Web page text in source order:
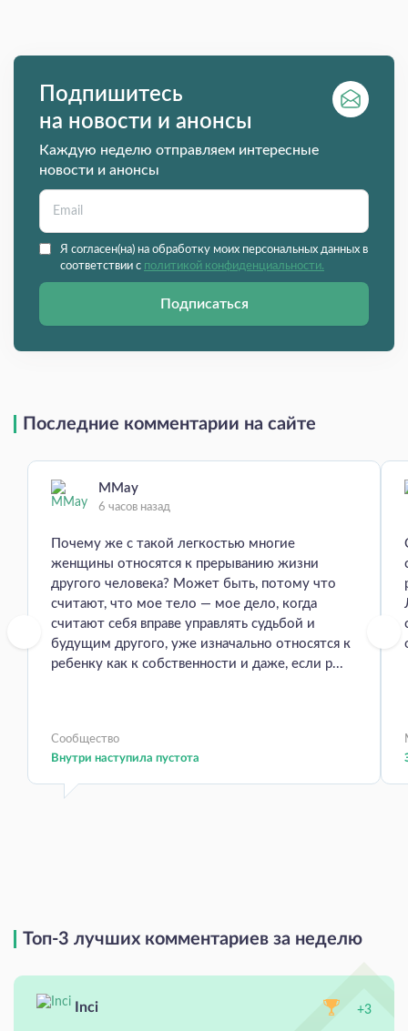
Подпишитесь
на новости и анонсы
Каждую неделю отправляем интересные
новости и анонсы
Я согласен(на) на обработку моих персональных данных в
соответствии с политикой конфиденциальности.
Подписаться
Последние комментарии на сайте
MMay
6 часов назад
Почему же с такой легкостью многие
женщины относятся к прерыванию жизни
другого человека? Может быть, потому что
считают, что мое тело — мое дело, когда
считают себя вправе управлять судьбой и
будущим другого, уже изначально относятся к
ребенку как к собственности и даже, если р...
Сообщество
Внутри наступила пустота
Топ-3 лучших комментариев за неделю
Inci +3